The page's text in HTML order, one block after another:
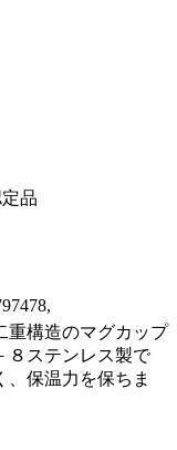
品
重構造のマグカップ
８ステンレス製で
保温力を保ちま